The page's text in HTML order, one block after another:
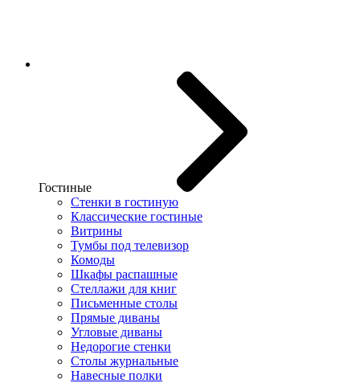
Гостиные
Стенки в гостиную
Классические гостиные
Витрины
Тумбы под телевизор
Комоды
Шкафы распашные
Стеллажи для книг
Письменные столы
Прямые диваны
Угловые диваны
Недорогие стенки
Столы журнальные
Навесные полки